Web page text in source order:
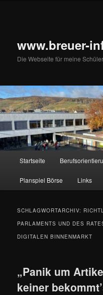
www.breuer-
Die Webseite für meine Schüler
Startseite
Planspiel Börse Links
SCHLAGWORTARCHIV:
PARLAMENTS UND DES
DIGITALEN BINNENMARKT
„Panik um
keiner